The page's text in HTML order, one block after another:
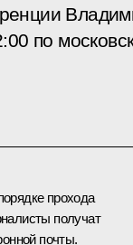
по
прохода
получат
почты.